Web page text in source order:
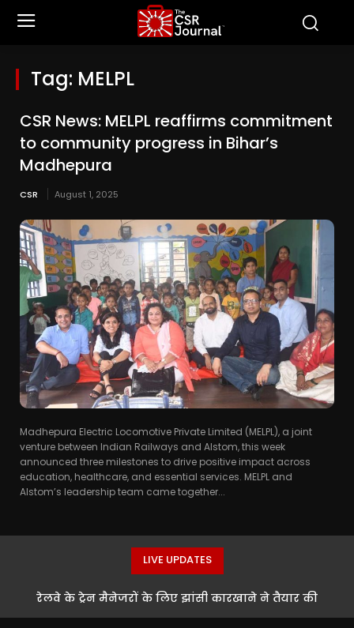
Tag: MELPL
CSR News: MELPL reaffirms commitment
to community progress in Bihar’s
Madhepura
CSR August 1, 2025
Madhepura Electric Locomotive Private Limited (MELPL), a joint
venture between Indian Railways and Alstom, this week
announced three milestones to drive positive impact across
education, healthcare, and essential services. MELPL and
Alstom’s leadership team came together...
LIVE UPDATES
रेलवे के ट्रेन मैनेजरों के लिए झांसी कारखाने ने तैयार की